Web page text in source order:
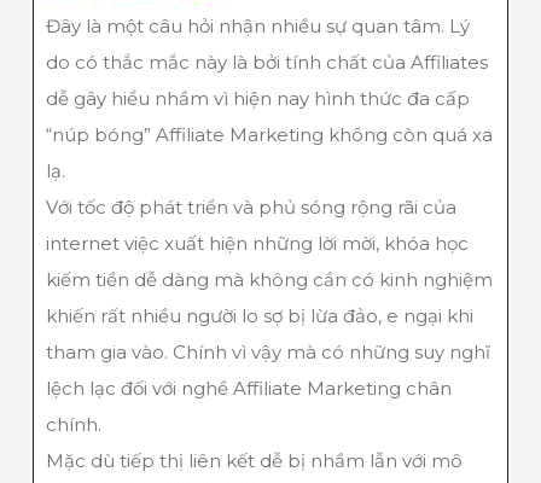
Đây là một câu hỏi nhận nhiều sự quan tâm. Lý
do có thắc mắc này là bởi tính chất của Affiliates
dễ gây hiểu nhầm vì hiện nay hình thức đa cấp
“núp bóng” Affiliate Marketing không còn quá xa
lạ.
Với tốc độ phát triển và phủ sóng rộng rãi của
internet việc xuất hiện những lời mời, khóa học
kiếm tiền dễ dàng mà không cần có kinh nghiệm
khiến rất nhiều người lo sợ bị lừa đảo, e ngại khi
tham gia vào. Chính vì vậy mà có những suy nghĩ
lệch lạc đối với nghề Affiliate Marketing chân
chính.
Mặc dù tiếp thị liên kết dễ bị nhầm lẫn với mô